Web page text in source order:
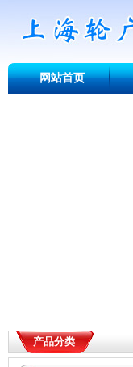
网站首页
产品分类